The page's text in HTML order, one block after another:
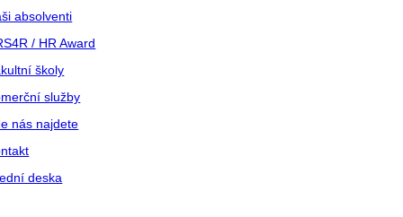
absolventi
/ HR Award
školy
služby
nás najdete
deska